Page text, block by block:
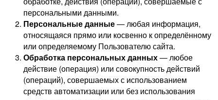
персональными данными.
Персональные данные— любая информация,
относящаяся прямо или косвенно к определённому
или определяемому Пользователю сайта.
Обработка персональных данных— любое
действие (операция) или совокупность действий
(операций), совершаемых с использованием
средств автоматизации или без использования